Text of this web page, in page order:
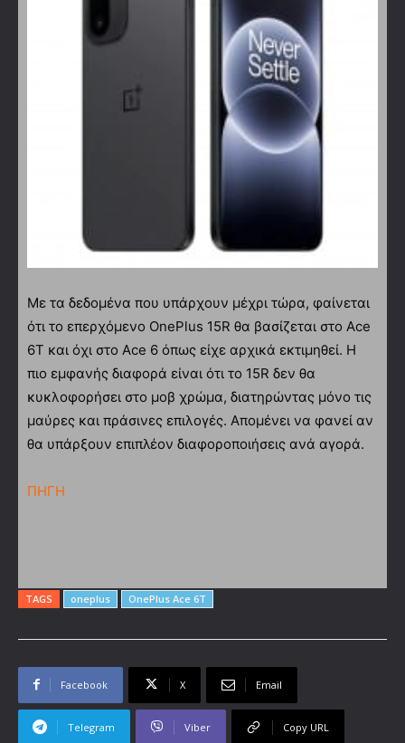
Με τα δεδομένα που υπάρχουν μέχρι τώρα, φαίνεται
ότι το επερχόμενο OnePlus 15R θα βασίζεται στο Ace
6T και όχι στο Ace 6 όπως είχε αρχικά εκτιμηθεί. Η
πιο εμφανής διαφορά είναι ότι το 15R δεν θα
κυκλοφορήσει στο μοβ χρώμα, διατηρώντας μόνο τις
μαύρες και πράσινες επιλογές. Απομένει να φανεί αν
θα υπάρξουν επιπλέον διαφοροποιήσεις ανά αγορά.
ΠΗΓΗ
TAGS oneplus OnePlus Ace 6T
Facebook X Email
Telegram Viber Copy URL